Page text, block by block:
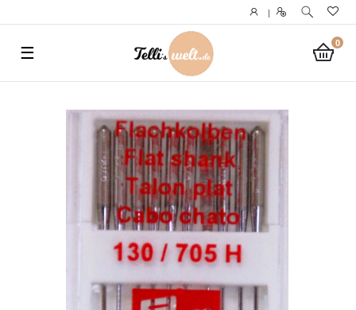
|
0
☰